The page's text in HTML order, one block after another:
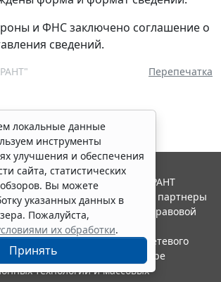
и ФНС заключено соглашение о
сведений.
Перепечатка
локальные данные
инструменты
улучшения и обеспечения
сайта, статистических
Вы можете
указанных данных в
Пожалуйста,
их обработки.
Принять
СЕРВИС", 2026. Система ГАРАНТ
года. Компания "Гарант" и ее партнеры
Российской ассоциации правовой
зарегистрирован в качестве сетевого
службой по надзору в сфере
технологий и массовых